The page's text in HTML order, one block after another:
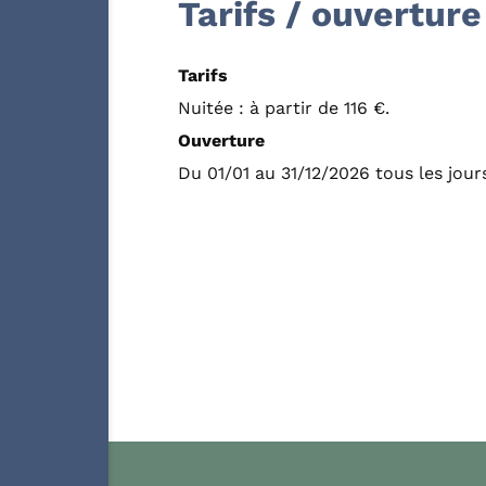
Tarifs / ouverture
Tarifs
Nuitée : à partir de 116 €.
Ouverture
Du 01/01 au 31/12/2026 tous les